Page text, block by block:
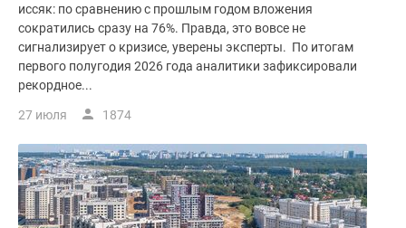
иссяк: по сравнению с прошлым годом вложения
сократились сразу на 76%. Правда, это вовсе не
сигнализирует о кризисе, уверены эксперты. По итогам
первого полугодия 2026 года аналитики зафиксировали
рекордное...
27 июля 1874